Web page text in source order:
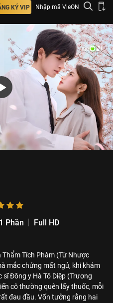
KÝ VIP Nhập mã VieON
1 Phần
Full HD
Tích Phàm (Từ Nhược
mắc chứng mất ngủ, khi khám
Đông y Hà Tô Diệp (Trương
cô thường quên lấy thuốc, mỗi
đau đầu. Vốn tưởng rằng hai